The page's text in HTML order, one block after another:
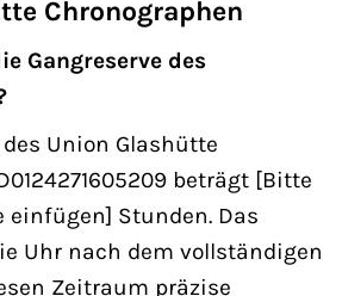
Chronographen
Gangreserve des
Union Glashütte
beträgt [Bitte
einfügen] Stunden. Das
Uhr nach dem vollständigen
Zeitraum präzise